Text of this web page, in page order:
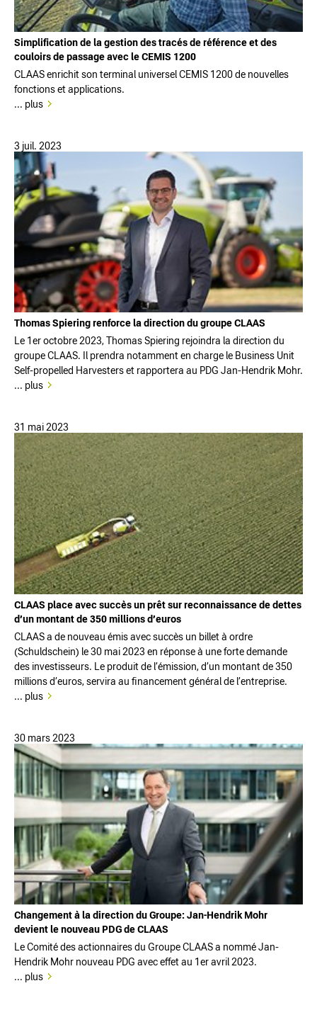
Simplification de la gestion des tracés de référence et des
couloirs de passage avec le CEMIS 1200
CLAAS enrichit son terminal universel CEMIS 1200 de nouvelles
fonctions et applications.
... plus
3 juil. 2023
Thomas Spiering renforce la direction du groupe CLAAS
Le 1er octobre 2023, Thomas Spiering rejoindra la direction du
groupe CLAAS. Il prendra notamment en charge le Business Unit
Self-propelled Harvesters et rapportera au PDG Jan-Hendrik Mohr.
... plus
31 mai 2023
CLAAS place avec succès un prêt sur reconnaissance de dettes
d’un montant de 350 millions d’euros
CLAAS a de nouveau émis avec succès un billet à ordre
(Schuldschein) le 30 mai 2023 en réponse à une forte demande
des investisseurs. Le produit de l’émission, d’un montant de 350
millions d’euros, servira au financement général de l’entreprise.
... plus
30 mars 2023
Changement à la direction du Groupe: Jan-Hendrik Mohr
devient le nouveau PDG de CLAAS
Le Comité des actionnaires du Groupe CLAAS a nommé Jan-
Hendrik Mohr nouveau PDG avec effet au 1er avril 2023.
... plus